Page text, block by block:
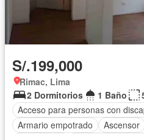
S/.199,000
Rimac, Lima
2 Dormitorios
1 Baño
Acceso para personas con
Armario empotrado
Ascensor